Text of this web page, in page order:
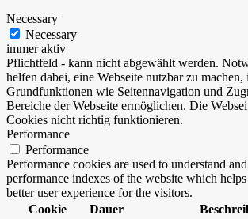
Necessary
Necessary
immer aktiv
Pflichtfeld - kann nicht abgewählt werden.
helfen dabei, eine Webseite nutzbar zu machen,
Grundfunktionen wie Seitennavigation und
Bereiche der Webseite ermöglichen. Die
Cookies nicht richtig funktionieren.
Performance
Performance
Performance cookies are used to understand
performance indexes of the website which
better user experience for the visitors.
Cookie
Dauer